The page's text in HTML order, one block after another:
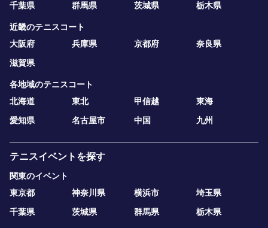
千葉県
群馬県 茨城県 栃木県
近畿のテニスコート
大阪府
兵庫県 京都府
奈良県
滋賀県
各地域のテニスコート
北海道
東北 甲信越
東海
愛知県
名古屋市 中国 九州
テニスイベントを探す
関東のイベント
東京都
神奈川県 横浜市
埼玉県
千葉県
茨城県 群馬県 栃木県